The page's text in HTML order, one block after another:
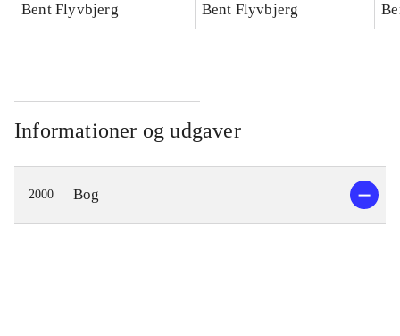
konkretes videnskab
Bent Flyvbjerg
konkretes videnskab
Bent Flyvbjerg
Informationer og udgaver
2000 Bog